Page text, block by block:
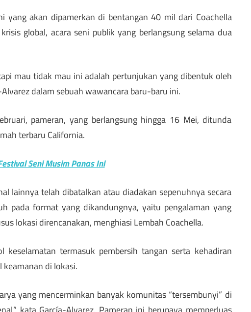
yang akan dipamerkan di bentangan 40 mil dari Coachella
global, acara seni publik yang berlangsung selama dua
mau tidak mau ini adalah pertunjukan yang dibentuk oleh
dalam sebuah wawancara baru-baru ini.
pameran, yang berlangsung hingga 16 Mei, ditunda
terbaru California.
Seni Musim Panas Ini
lainnya telah dibatalkan atau diadakan sepenuhnya secara
pada format yang dikandungnya, yaitu pengalaman yang
lokasi direncanakan, menghiasi Lembah Coachella.
keselamatan termasuk pembersih tangan serta kehadiran
keamanan di lokasi.
yang mencerminkan banyak komunitas “tersembunyi” di